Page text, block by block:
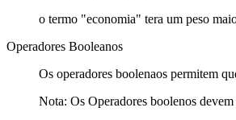
o termo "economia" tera um peso
Operadores Booleanos
Os operadores boolenaos permitem
Nota: Os Operadores boolenos devem